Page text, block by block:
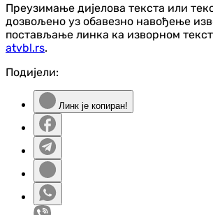
Преузимање дијелова текста или
дозвољено уз обавезно навођење
постављање линка ка изворном
atvbl.rs.
Подијели:
Линк је копиран!